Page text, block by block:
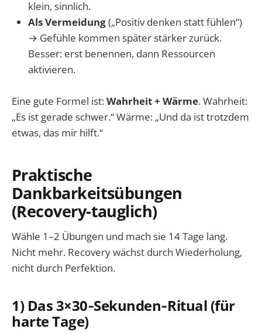
klein, sinnlich.
Als Vermeidung(„Positiv denken statt fühlen“)
→ Gefühle kommen später stärker zurück.
Besser: erst benennen, dann Ressourcen
aktivieren.
Eine gute Formel ist:Wahrheit + Wärme. Wahrheit:
„Es ist gerade schwer.“ Wärme: „Und da ist trotzdem
etwas, das mir hilft.“
Praktische
Dankbarkeitsübungen
(Recovery-tauglich)
Wähle 1–2 Übungen und mach sie 14 Tage lang.
Nicht mehr. Recovery wächst durch Wiederholung,
nicht durch Perfektion.
1) Das 3×30‑Sekunden‑Ritual (für
harte Tage)